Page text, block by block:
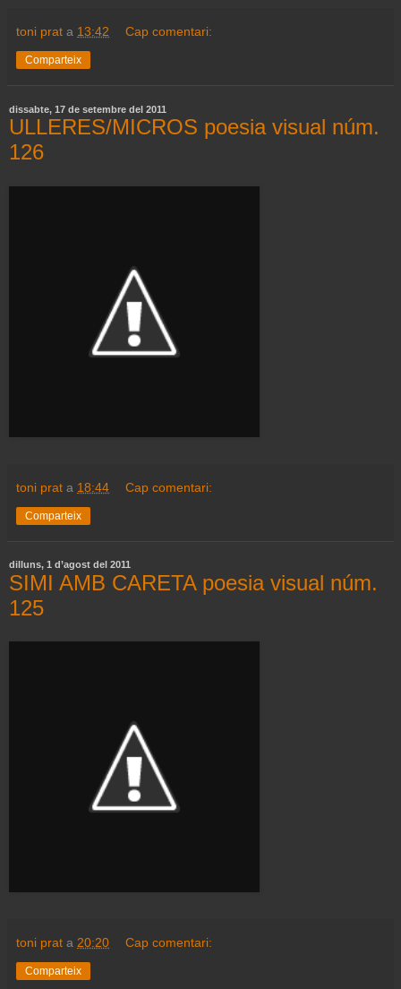
toni prat a 13:42 Cap comentari:
Comparteix
dissabte, 17 de setembre del 2011
ULLERES/MICROS poesia visual núm.
126
toni prat a 18:44 Cap comentari:
Comparteix
dilluns, 1 d’agost del 2011
SIMI AMB CARETA poesia visual núm.
125
toni prat a 20:20 Cap comentari:
Comparteix